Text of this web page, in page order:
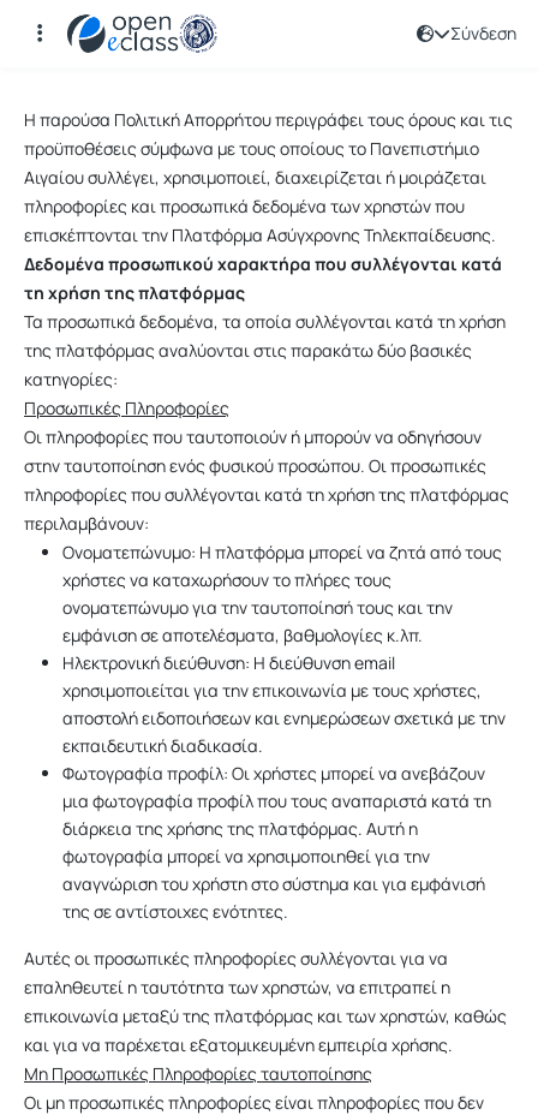
Σύνδεση
Πολιτική Απορρήτου
Η παρούσα Πολιτική Απορρήτου περιγράφει τους όρους και τις
προϋποθέσεις σύμφωνα με τους οποίους το Πανεπιστήμιο
Αιγαίου συλλέγει, χρησιμοποιεί, διαχειρίζεται ή μοιράζεται
πληροφορίες και προσωπικά δεδομένα των χρηστών που
επισκέπτονται την Πλατφόρμα Ασύγχρονης Τηλεκπαίδευσης.
Δεδομένα προσωπικού χαρακτήρα που συλλέγονται κατά
τη χρήση της πλατφόρμας
Τα προσωπικά δεδομένα, τα οποία συλλέγονται κατά τη χρήση
της πλατφόρμας αναλύονται στις παρακάτω δύο βασικές
κατηγορίες:
Προσωπικές Πληροφορίες
Οι πληροφορίες που ταυτοποιούν ή μπορούν να οδηγήσουν
στην ταυτοποίηση ενός φυσικού προσώπου. Οι προσωπικές
πληροφορίες που συλλέγονται κατά τη χρήση της πλατφόρμας
περιλαμβάνουν:
Ονοματεπώνυμο: Η πλατφόρμα μπορεί να ζητά από τους
χρήστες να καταχωρήσουν το πλήρες τους
ονοματεπώνυμο για την ταυτοποίησή τους και την
εμφάνιση σε αποτελέσματα, βαθμολογίες κ.λπ.
Ηλεκτρονική διεύθυνση: Η διεύθυνση email
χρησιμοποιείται για την επικοινωνία με τους χρήστες,
αποστολή ειδοποιήσεων και ενημερώσεων σχετικά με την
εκπαιδευτική διαδικασία.
Φωτογραφία προφίλ: Οι χρήστες μπορεί να ανεβάζουν
μια φωτογραφία προφίλ που τους αναπαριστά κατά τη
διάρκεια της χρήσης της πλατφόρμας. Αυτή η
φωτογραφία μπορεί να χρησιμοποιηθεί για την
αναγνώριση του χρήστη στο σύστημα και για εμφάνισή
της σε αντίστοιχες ενότητες.
Αυτές οι προσωπικές πληροφορίες συλλέγονται για να
επαληθευτεί η ταυτότητα των χρηστών, να επιτραπεί η
επικοινωνία μεταξύ της πλατφόρμας και των χρηστών, καθώς
και για να παρέχεται εξατομικευμένη εμπειρία χρήσης.
Μη Προσωπικές Πληροφορίες ταυτοποίησης
Οι μη προσωπικές πληροφορίες είναι πληροφορίες που δεν